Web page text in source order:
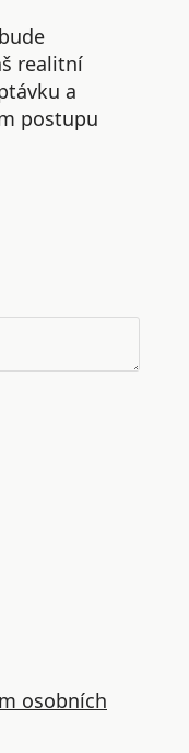
realitní
a
postupu
osobních